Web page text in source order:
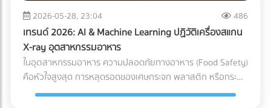
ความเสี่ยงที่คุ้มค่าที่สุด กรณีศึกษาจำลอง: การวางระบบระบาย
น้ำพื้นที่ก่อสร้าง ในการแก้ปัญหาไซต์งานพื้นที่เสี่ยง บริษัทผู้รับ
เหมางานโยธาระบายน้ำ จะแบ่งการทำงานออกเป็น 2 เฟสหลัก:
เฟสที่ 1: การสำรวจและประเมินพื้นที่ (Site Assessment) ทีม
วิศวกรทำการสำรวจแผนที่ความสูง (Topographic Survey)
เพื่อหาจุดต่ำสุดของพื้นที่ และประเมินทิศทางการไหลของน้ำตาม
ธรรมชาติ เฟสที่ 2: การออกแบบและติดตั้งระบบระบายน้ำ
2026-05-28, 23:04 486
เทรนด์ 2026: AI & Machine Learning ปฏิวัติเครื่องสแกน
X-ray อุตสาหกรรมอาหาร
ในอุตสาหกรรมอาหาร ความปลอดภัยทางอาหาร (Food Safety)
คือหัวใจสูงสุด การหลุดรอดของเศษกระจก พลาสติก หรือกระดูก
ชิ้นเล็กๆ เพียงชิ้นเดียว อาจนำไปสู่การเรียกคืนสินค้า (Product